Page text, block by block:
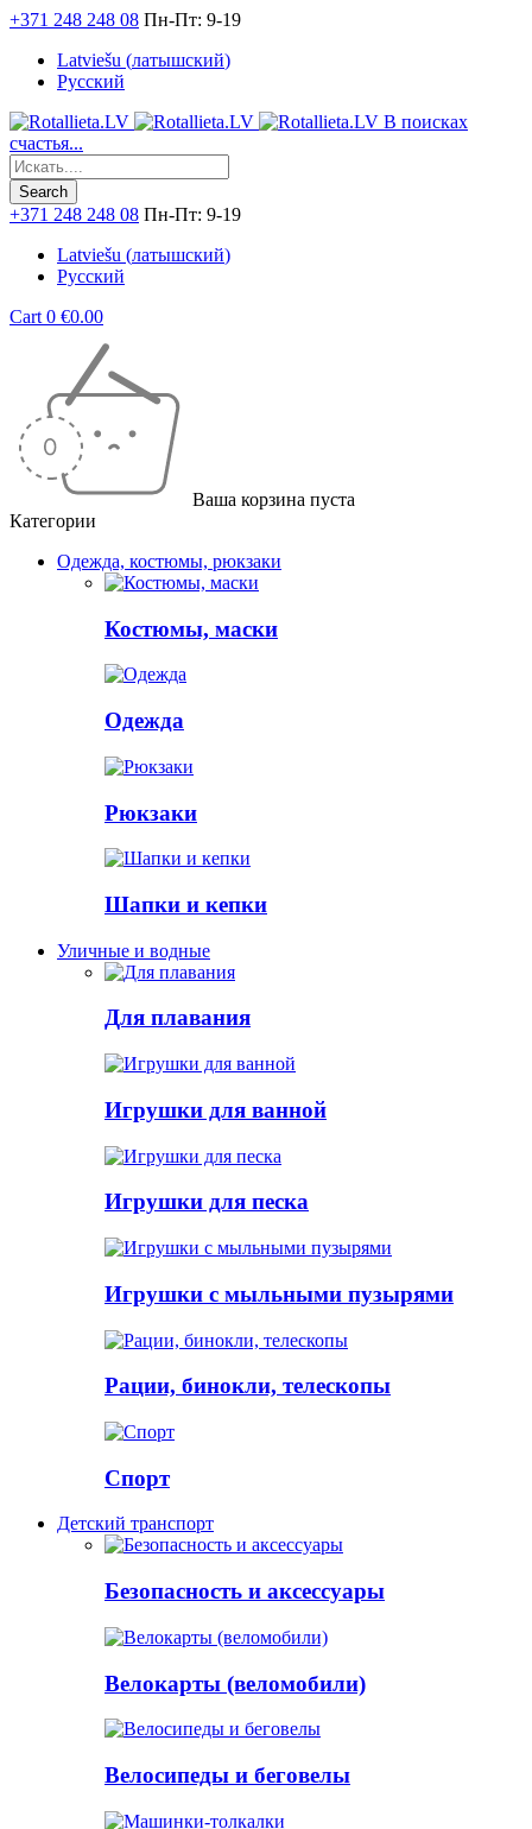
+371 248 248 08 Пн-Пт: 9-19
Latviešu (латышский)
Русский
В поисках
счастья...
+371 248 248 08 Пн-Пт: 9-19
Latviešu (латышский)
Русский
Cart 0 €0.00
Ваша корзина пуста
Категории
Одежда, костюмы, рюкзаки
Костюмы, маски
Одежда
Рюкзаки
Шапки и кепки
Уличные и водные
Для плавания
Игрушки для ванной
Игрушки для песка
Игрушки с мыльными пузырями
Рации, бинокли, телескопы
Спорт
Детский транспорт
Безопасность и аксессуары
Велокарты (веломобили)
Велосипеды и беговелы